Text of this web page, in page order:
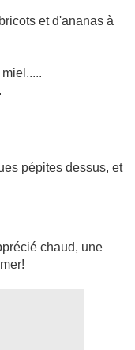
et d'ananas à
pépites dessus, et
chaud, une